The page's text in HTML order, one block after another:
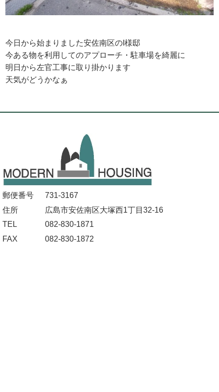
今日から始まりました安佐南区のI様邸
今ある物を利用してのアプローチ・駐車場を綺麗に
明日から左官工事に取り掛かります
天気がどうかなぁ
郵便番号
731-3167
住所
広島市安佐南区大塚西1丁目32-16
TEL
082-830-1871
FAX
082-830-1872